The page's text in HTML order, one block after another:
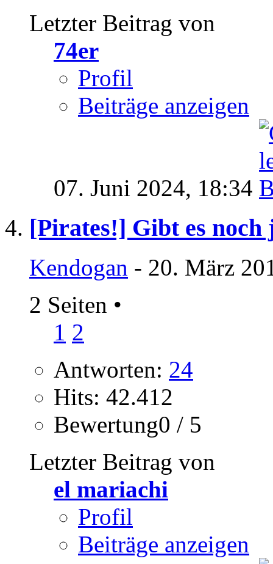
Letzter Beitrag von
74er
Profil
Beiträge anzeigen
07. Juni 2024, 18:34
[Pirates!] Gibt es
Kendogan - 20. März
2 Seiten •
1 2
Antworten: 24
Hits: 42.412
Bewertung0 / 5
Letzter Beitrag von
el mariachi
Profil
Beiträge anzeigen